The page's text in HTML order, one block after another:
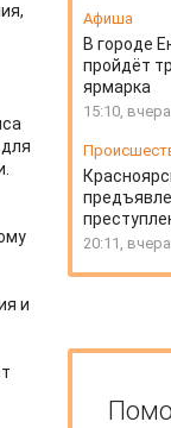
и
Афиша
В городе
пройдёт
ярмарка
15:10, вчера
20:11, вчера